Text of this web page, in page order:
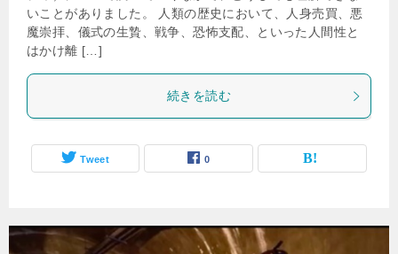
いことがありました。 人類の歴史において、人身売買、悪
魔崇拝、儀式の生贄、戦争、恐怖支配、といった人間性と
はかけ離 […]
続きを読む
Tweet 0